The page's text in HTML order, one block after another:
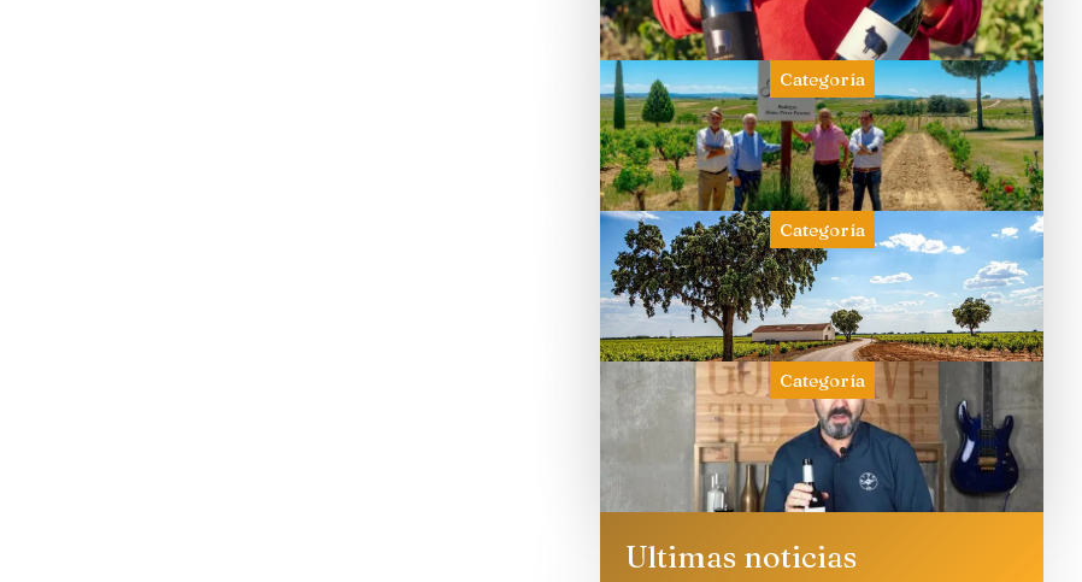
Categoría
Categoría
Categoría
Ultimas noticias